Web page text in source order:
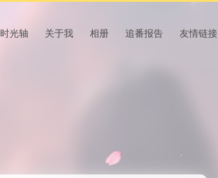
时光轴 关于我 相册 追番报告 友情链接